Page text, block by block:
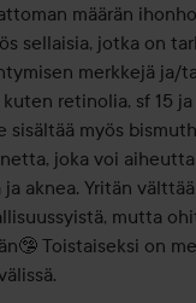
määrän
sellaisia, jotka on
merkkejä ja/
retinolia, sf 15
sisältää myös
joka voi
ja aknea. Yritän
mutta
Toistaiseksi on